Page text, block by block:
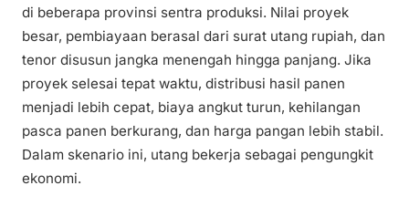
di beberapa provinsi sentra produksi. Nilai proyek
besar, pembiayaan berasal dari surat utang rupiah, dan
tenor disusun jangka menengah hingga panjang. Jika
proyek selesai tepat waktu, distribusi hasil panen
menjadi lebih cepat, biaya angkut turun, kehilangan
pasca panen berkurang, dan harga pangan lebih stabil.
Dalam skenario ini, utang bekerja sebagai pengungkit
ekonomi.